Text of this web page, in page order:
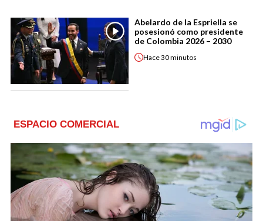
Abelardo de la Espriella se
posesionó como presidente
de Colombia 2026 – 2030
Hace30 minutos